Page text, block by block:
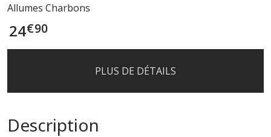
Allumes Charbons
24€90
PLUS DE DÉTAILS
Description